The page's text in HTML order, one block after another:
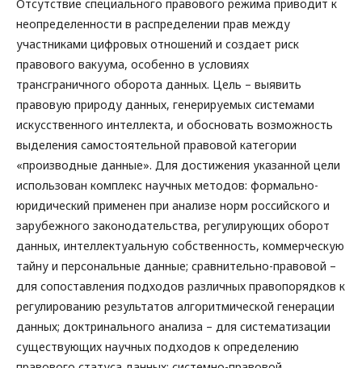
Отсутствие специального правового режима приводит к
неопределенности в распределении прав между
участниками цифровых отношений и создает риск
правового вакуума, особенно в условиях
трансграничного оборота данных. Цель – выявить
правовую природу данных, генерируемых системами
искусственного интеллекта, и обосновать возможность
выделения самостоятельной правовой категории
«производные данные». Для достижения указанной цели
использован комплекс научных методов: формально-
юридический применен при анализе норм российского и
зарубежного законодательства, регулирующих оборот
данных, интеллектуальную собственность, коммерческую
тайну и персональные данные; сравнительно-правовой –
для сопоставления подходов различных правопорядков к
регулированию результатов алгоритмической генерации
данных; доктринального анализа – для систематизации
существующих научных подходов к определению